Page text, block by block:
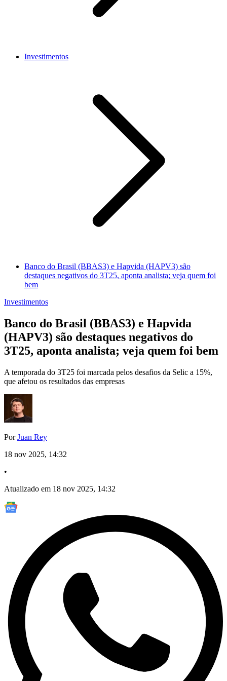
Investimentos
Banco do Brasil (BBAS3) e Hapvida (HAPV3) são
destaques negativos do 3T25, aponta analista; veja quem foi
bem
Investimentos
Banco do Brasil (BBAS3) e Hapvida
(HAPV3) são destaques negativos do
3T25, aponta analista; veja quem foi bem
A temporada do 3T25 foi marcada pelos desafios da Selic a 15%,
que afetou os resultados das empresas
PorJuan Rey
18 nov 2025, 14:32
•
Atualizado em 18 nov 2025, 14:32